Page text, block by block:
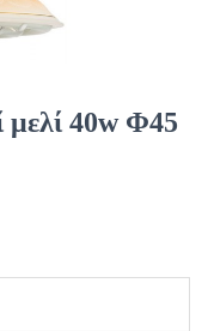
μελί 40w Φ45